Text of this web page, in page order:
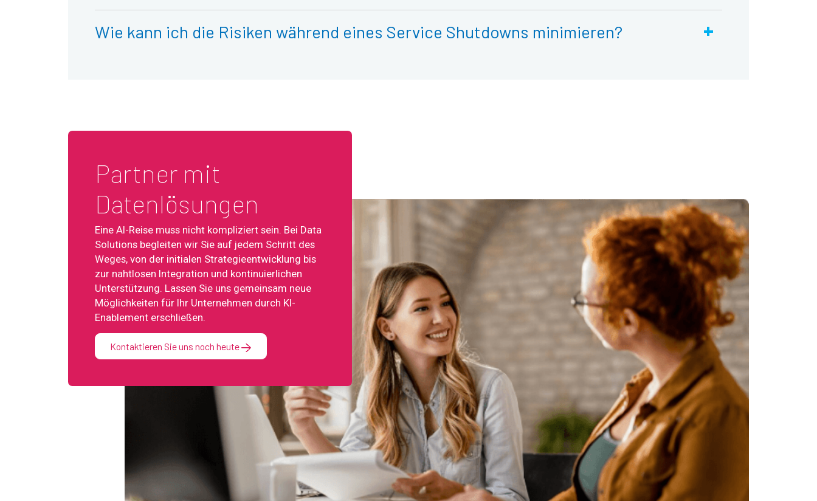
Wie kann ich die Risiken während eines Service Shutdowns minimieren? +
Partner mit
Datenlösungen
Eine AI-Reise muss nicht kompliziert sein. Bei Data
Solutions begleiten wir Sie auf jedem Schritt des
Weges, von der initialen Strategieentwicklung bis
zur nahtlosen Integration und kontinuierlichen
Unterstützung. Lassen Sie uns gemeinsam neue
Möglichkeiten für Ihr Unternehmen durch KI-
Enablement erschließen.
Kontaktieren Sie uns noch heute